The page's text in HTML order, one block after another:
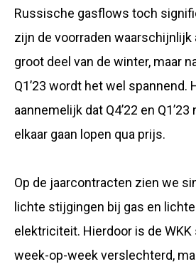
Russische gasflows toch
zijn de voorraden waarschijnlijk
groot deel van de winter, maar
Q1’23 wordt het wel spannend.
aannemelijk dat Q4’22 en
elkaar gaan lopen qua prijs.
Op de jaarcontracten zien we
lichte stijgingen bij gas en
elektriciteit. Hierdoor is de WKK
week-op-week verslechterd,